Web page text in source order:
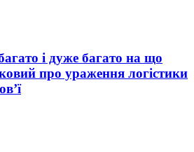
і дуже багато на що
про ураження логістики